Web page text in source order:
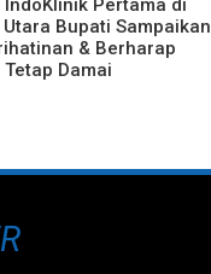
IndoKlinik Pertama di
Bupati Sampaikan
& Berharap
Damai